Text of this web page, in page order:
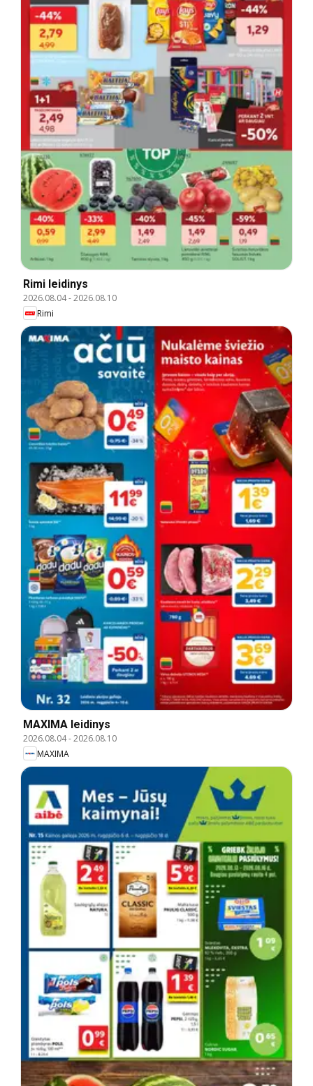
Rimi leidinys
2026.08.04-2026.08.10
Rimi
MAXIMA leidinys
2026.08.04-2026.08.10
MAXIMA